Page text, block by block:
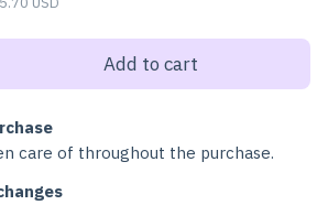
care of throughout the purchase.